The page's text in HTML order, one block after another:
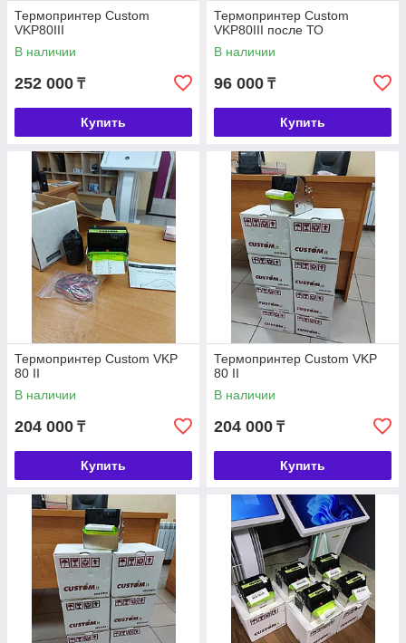
Термопринтер Custom
VKP80III
В наличии
252 000 ₸
Купить
Термопринтер Custom
VKP80III после ТО
В наличии
96 000 ₸
Купить
Термопринтер Custom VKP
80 II
В наличии
204 000 ₸
Купить
Термопринтер Custom VKP
80 II
В наличии
204 000 ₸
Купить